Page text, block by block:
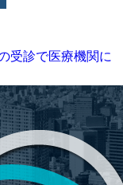
受診で医療機関に